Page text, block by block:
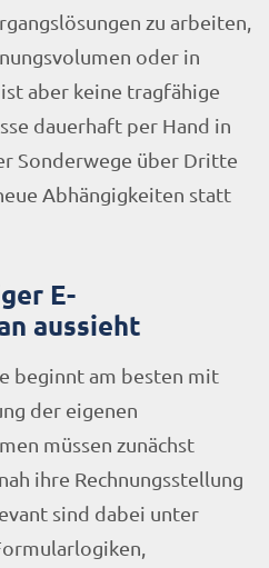
zu arbeiten,
oder in
aber keine tragfähige
dauerhaft per Hand in
Sonderwege über Dritte
Abhängigkeiten statt
E-
aussieht
beginnt am besten mit
der eigenen
müssen zunächst
ihre Rechnungsstellung
sind dabei unter